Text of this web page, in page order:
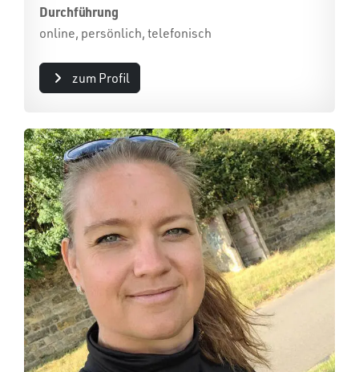
Durchführung
online, persönlich, telefonisch
zum Profil